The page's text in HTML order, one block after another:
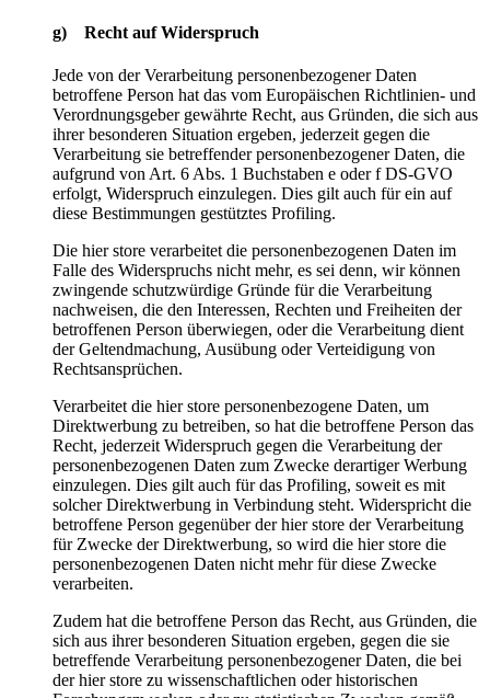
g) Recht auf Widerspruch
Jede von der Verarbeitung personenbezogener Daten
betroffene Person hat das vom Europäischen Richtlinien- und
Verordnungsgeber gewährte Recht, aus Gründen, die sich aus
ihrer besonderen Situation ergeben, jederzeit gegen die
Verarbeitung sie betreffender personenbezogener Daten, die
aufgrund von Art. 6 Abs. 1 Buchstaben e oder f DS-GVO
erfolgt, Widerspruch einzulegen. Dies gilt auch für ein auf
diese Bestimmungen gestütztes Profiling.
Die hier store verarbeitet die personenbezogenen Daten im
Falle des Widerspruchs nicht mehr, es sei denn, wir können
zwingende schutzwürdige Gründe für die Verarbeitung
nachweisen, die den Interessen, Rechten und Freiheiten der
betroffenen Person überwiegen, oder die Verarbeitung dient
der Geltendmachung, Ausübung oder Verteidigung von
Rechtsansprüchen.
Verarbeitet die hier store personenbezogene Daten, um
Direktwerbung zu betreiben, so hat die betroffene Person das
Recht, jederzeit Widerspruch gegen die Verarbeitung der
personenbezogenen Daten zum Zwecke derartiger Werbung
einzulegen. Dies gilt auch für das Profiling, soweit es mit
solcher Direktwerbung in Verbindung steht. Widerspricht die
betroffene Person gegenüber der hier store der Verarbeitung
für Zwecke der Direktwerbung, so wird die hier store die
personenbezogenen Daten nicht mehr für diese Zwecke
verarbeiten.
Zudem hat die betroffene Person das Recht, aus Gründen, die
sich aus ihrer besonderen Situation ergeben, gegen die sie
betreffende Verarbeitung personenbezogener Daten, die bei
der hier store zu wissenschaftlichen oder historischen